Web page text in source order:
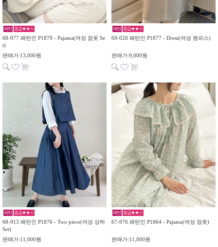
패턴 중급★★☆
68-977 패턴인 P1879 - Pajama(여성 잠옷 Se
t)
판매가:13,000원
패턴 중급★★☆
69-028 패턴인 P1877 - Dress(여성 원피스)
판매가:9,000원
패턴 중급★★☆
68-913 패턴인 P1876 - Two piece(여성 상하
Set)
판매가:11,000원
패턴 중급★★☆
67-976 패턴인 P1864 - Pajama(여성 잠옷)
판매가:11,000원